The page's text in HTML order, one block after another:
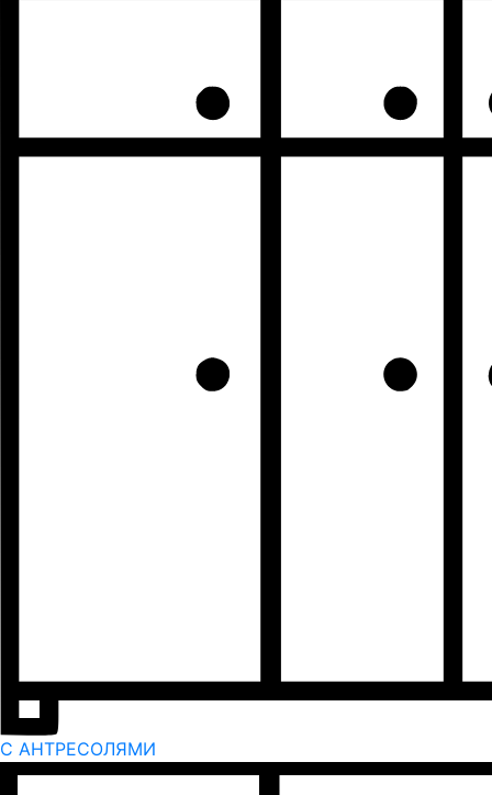
С АНТРЕСОЛЯМИ